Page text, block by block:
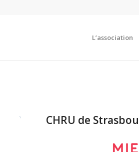
L’association
CHRU de